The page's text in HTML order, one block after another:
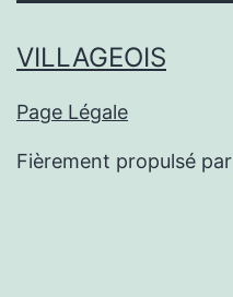
VILLAGEOIS
Page Légale
Fièrement propulsé par